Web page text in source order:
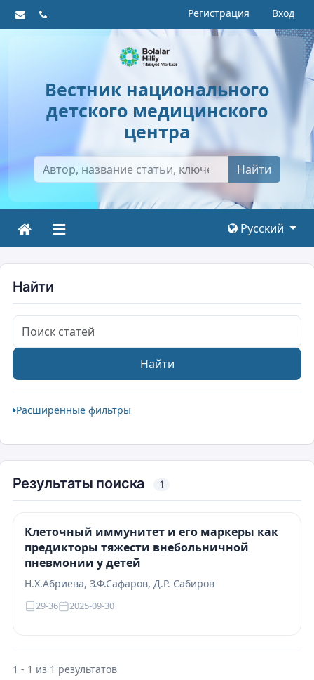
Регистрация Вход
Вестник национального
детского медицинского
центра
Найти
Русский
Найти
Поиск статей
Найти
Расширенные фильтры
Результаты поиска 1
Клеточный иммунитет и его маркеры как
предикторы тяжести внебольничной
пневмонии у детей
Н.Х.Абриева, З.Ф.Сафаров, Д.Р. Сабиров
29-36 2025-09-30
1 - 1 из 1 результатов